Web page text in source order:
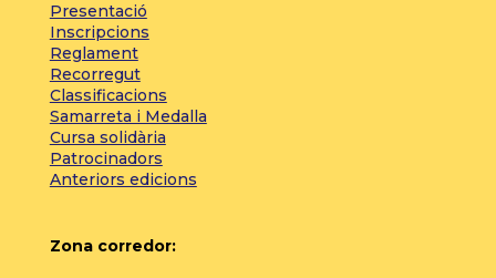
Presentació
Inscripcions
Reglament
Recorregut
Classificacions
Samarreta i Medalla
Cursa solidària
Patrocinadors
Anteriors edicions
Zona corredor: